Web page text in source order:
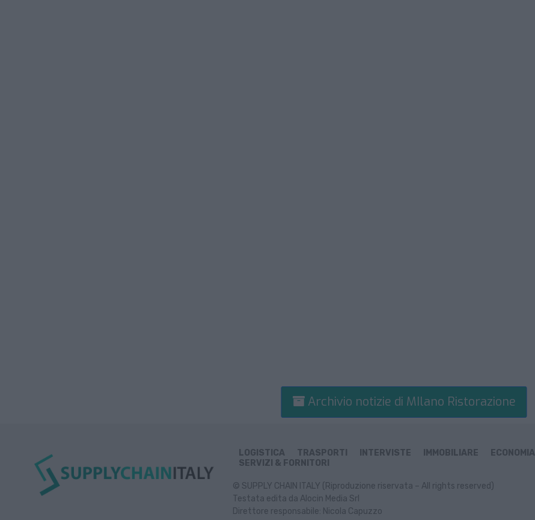
Archivio notizie di MIlano Ristorazione
LOGISTICA TRASPORTI INTERVISTE IMMOBILIARE ECONOMIA
SERVIZI & FORNITORI
© SUPPLY CHAIN ITALY (Riproduzione riservata – All rights reserved)
Testata edita da Alocin Media Srl
Direttore responsabile: Nicola Capuzzo